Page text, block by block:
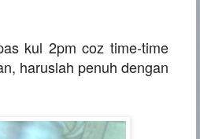
kul 2pm coz time-time
haruslah penuh dengan